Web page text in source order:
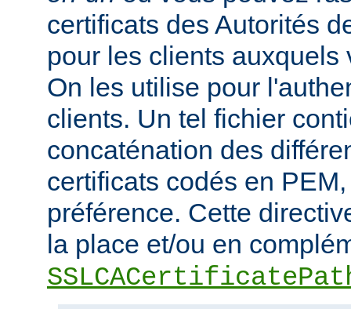
certificats des Autorités
pour les clients auxquels
On les utilise pour
clients. Un tel fichier
concaténation des
certificats codés en
préférence. Cette
la place et/ou en